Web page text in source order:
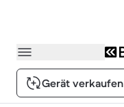
Gerät verkaufen